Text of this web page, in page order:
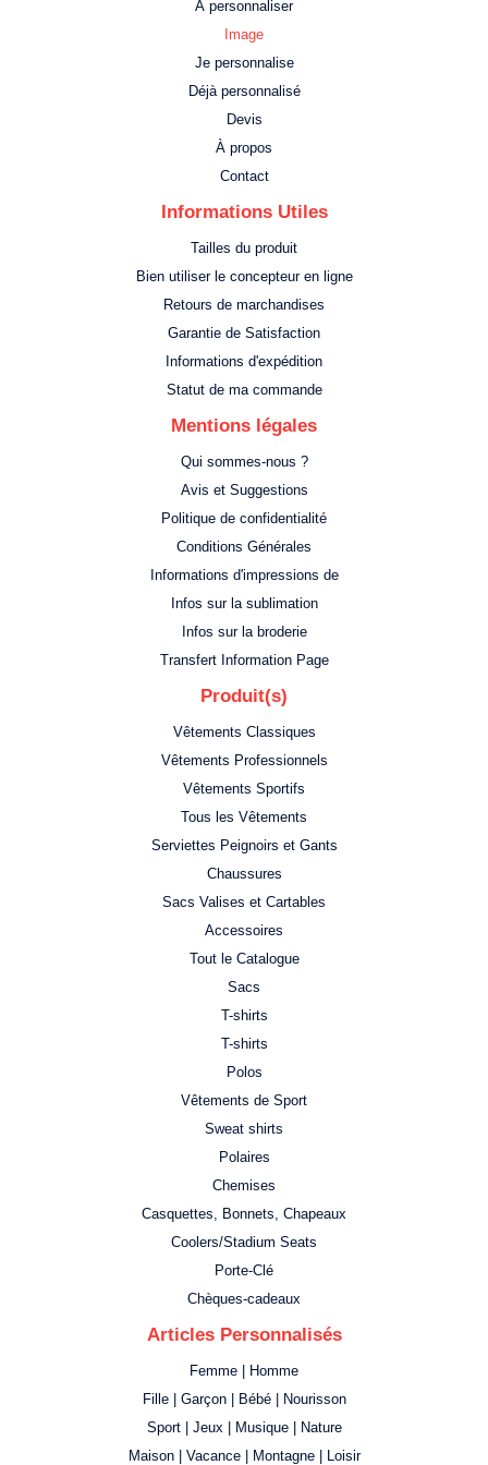
À personnaliser
Image
Je personnalise
Déjà personnalisé
Devis
À propos
Contact
Informations Utiles
Tailles du produit
Bien utiliser le concepteur en ligne
Retours de marchandises
Garantie de Satisfaction
Informations d'expédition
Statut de ma commande
Mentions légales
Qui sommes-nous ?
Avis et Suggestions
Politique de confidentialité
Conditions Générales
Informations d'impressions de
Infos sur la sublimation
Infos sur la broderie
Transfert Information Page
Produit(s)
Vêtements Classiques
Vêtements Professionnels
Vêtements Sportifs
Tous les Vêtements
Serviettes Peignoirs et Gants
Chaussures
Sacs Valises et Cartables
Accessoires
Tout le Catalogue
Sacs
T-shirts
T-shirts
Polos
Vêtements de Sport
Sweat shirts
Polaires
Chemises
Casquettes, Bonnets, Chapeaux
Coolers/Stadium Seats
Porte-Clé
Chèques-cadeaux
Articles Personnalisés
Femme | Homme
Fille | Garçon | Bébé | Nourisson
Sport | Jeux | Musique | Nature
Maison | Vacance | Montagne | Loisir